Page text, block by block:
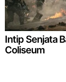
Intip Senjata
Coliseum